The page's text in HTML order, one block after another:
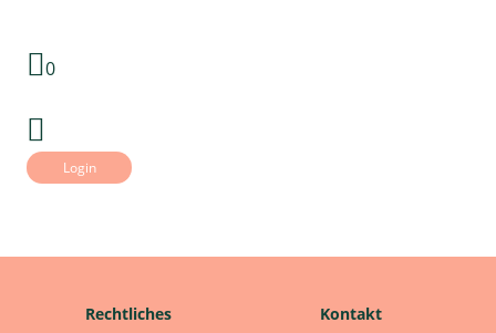
0
Login
Rechtliches
Kontakt